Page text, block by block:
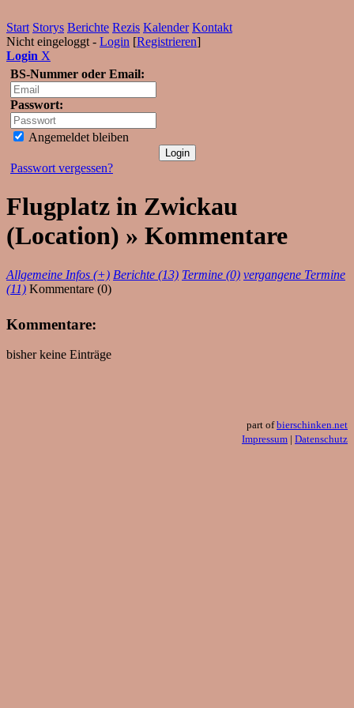
Start Storys Berichte Rezis Kalender Kontakt
Nicht eingeloggt - Login [Registrieren]
Login X
BS-Nummer oder Email:
Passwort:
Angemeldet bleiben
Passwort vergessen?
Flugplatz in Zwickau
(Location) » Kommentare
Allgemeine Infos (+) Berichte (13) Termine (0) vergangene Termine
(11) Kommentare (0)
Kommentare:
bisher keine Einträge
part ofbierschinken.net
Impressum | Datenschutz